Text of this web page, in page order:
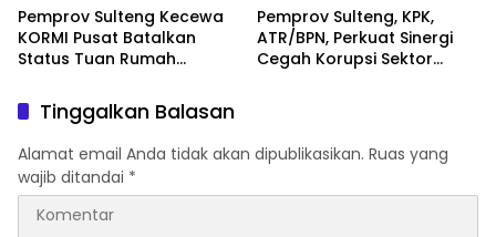
Pemprov Sulteng Kecewa
KORMI Pusat Batalkan
Status Tuan Rumah
Keputusan Sepihak dan
Tanpa Koordinasi
Pemprov Sulteng, KPK,
ATR/BPN, Perkuat Sinergi
Cegah Korupsi Sektor
Tinggalkan Balasan
Alamat email Anda tidak akan dipublikasikan. Ruas yang
wajib ditandai *